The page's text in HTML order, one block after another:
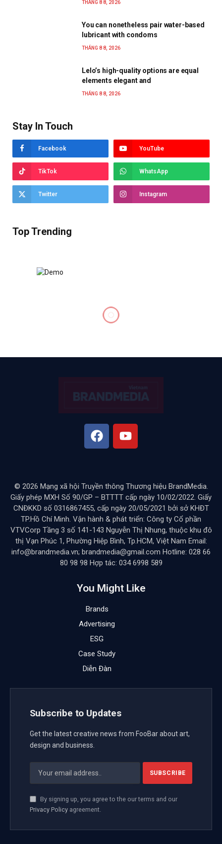
THÁNG 8 8, 2026
You can nonetheless pair water-based
lubricant with condoms
THÁNG 8 8, 2026
Lelo’s high-quality options are equal
elements elegant and
THÁNG 8 8, 2026
Stay In Touch
Facebook YouTube
TikTok WhatsApp
Twitter Instagram
Top Trending
© 2026 Mạng xã hội Truyền thông Thương hiệu BrandMedia.
Giấy phép MXH Số 90/GP – BTTTT cấp ngày 10/02/2022. Giấy
CNĐKKD số 0316867455, cấp ngày 20/05/2021 bởi sở KHĐT
TP.Hồ Chí Minh. Vận hành & phát triển: Công ty Cổ phần
VTVCorp Tầng 3 số 141-143 Nguyễn Thị Nhung, thuộc khu đô
thị Vạn Phúc 1, Phường Hiệp Bình, Tp.HCM, Việt Nam Email:
info@brandmedia.vn; brandmedia@gmail.com Hotline: 028 66
80 98 98 Hợp tác: 034 6998 589
You Might Like
Brands
Advertising
ESG
Case Study
Diễn Đàn
Subscribe to Updates
Get the latest creative news from FooBar about art,
design and business.
By signing up, you agree to the our terms and our
Privacy Policyagreement.